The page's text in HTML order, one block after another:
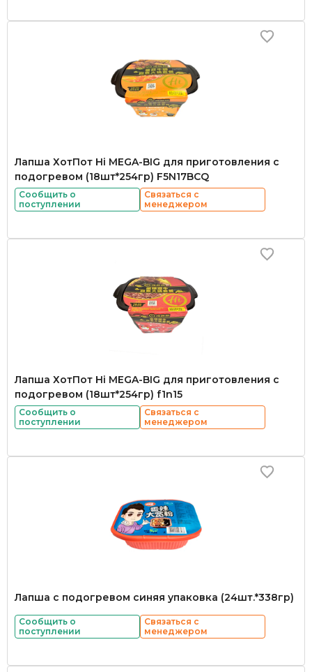
Лапша ХотПот Hi MEGA-BIG для приготовления с
подогревом (18шт*254гр) F5N17BCQ
Сообщить о
поступлении
Связаться с
менеджером
Лапша ХотПот Hi MEGA-BIG для приготовления с
подогревом (18шт*254гр) f1n15
Сообщить о
поступлении
Связаться с
менеджером
Лапша с подогревом синяя упаковка (24шт.*338гр)
Сообщить о
поступлении
Связаться с
менеджером